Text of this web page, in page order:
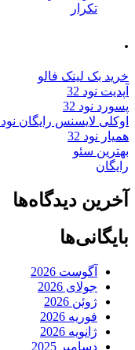
تکرار
.
خرید بک لینک فالو
آپدیت نود 32
پسورد نود 32
اوکلی لایسنس رایگان نود 32
همیار نود 32
بهترین سئو
رایگان
آخرین دیدگاه‌ها
بایگانی‌ها
آگوست 2026
جولای 2026
ژوئن 2026
فوریه 2026
ژانویه 2026
دسامبر 2025